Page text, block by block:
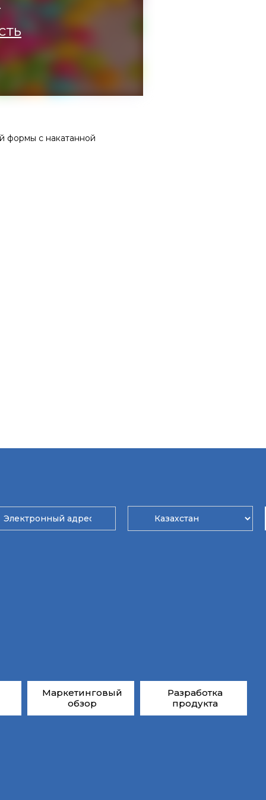
формы с накатанной
Маркетинговый
обзор
Разработка
продукта